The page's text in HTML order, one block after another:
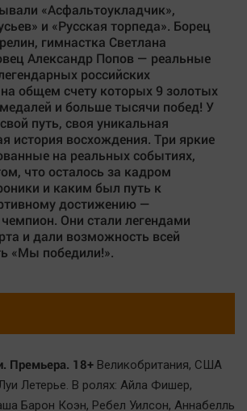
«Асфальтоукладчик»,
и «Русская торпеда». Борец
гимнастка Светлана
Александр Попов — реальные
российских
общем счету которых 9 золотых
и больше тысячи побед! У
путь, своя уникальная
история восхождения. Три яркие
на реальных событиях,
что осталось за кадром
и каким был путь к
достижению —
Они стали легендами
и дали возможность всей
«Мы победили!».
Премьера. 18+ Великобритания, США
Летерье. В ролях: Айла Фишер,
Барон Коэн, Ребел Уилсон, Аннабелль